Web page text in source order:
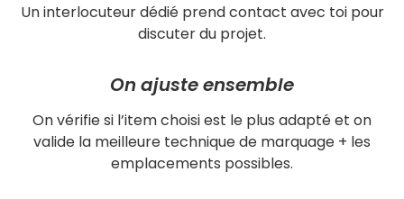
Un interlocuteur dédié prend contact avec toi pour
discuter du projet.
On ajuste ensemble
On vérifie si l’item choisi est le plus adapté et on
valide la meilleure technique de marquage + les
emplacements possibles.